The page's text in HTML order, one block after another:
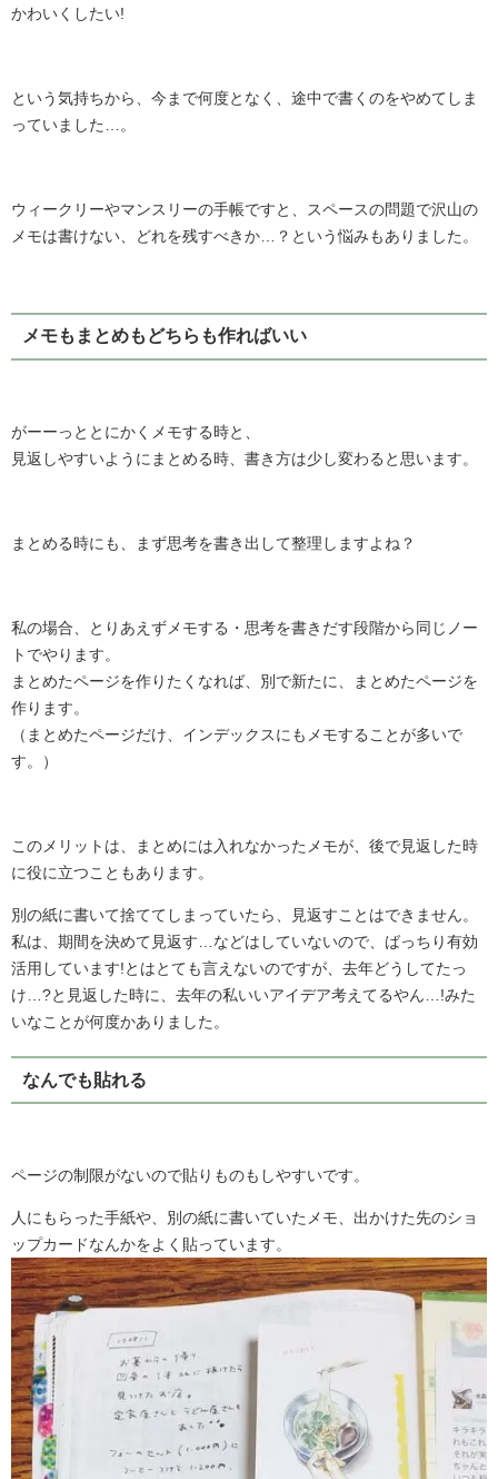
かわいくしたい!
という気持ちから、今まで何度となく、途中で書くのをやめてしま
っていました…。
ウィークリーやマンスリーの手帳ですと、スペースの問題で沢山の
メモは書けない、どれを残すべきか…？という悩みもありました。
メモもまとめもどちらも作ればいい
がーーっととにかくメモする時と、
見返しやすいようにまとめる時、書き方は少し変わると思います。
まとめる時にも、まず思考を書き出して整理しますよね？
私の場合、とりあえずメモする・思考を書きだす段階から同じノー
トでやります。
まとめたページを作りたくなれば、別で新たに、まとめたページを
作ります。
（まとめたページだけ、インデックスにもメモすることが多いで
す。）
このメリットは、まとめには入れなかったメモが、後で見返した時
に役に立つこともあります。
別の紙に書いて捨ててしまっていたら、見返すことはできません。
私は、期間を決めて見返す…などはしていないので、ばっちり有効
活用しています!とはとても言えないのですが、去年どうしてたっ
け…?と見返した時に、去年の私いいアイデア考えてるやん…!みた
いなことが何度かありました。
なんでも貼れる
ページの制限がないので貼りものもしやすいです。
人にもらった手紙や、別の紙に書いていたメモ、出かけた先のショ
ップカードなんかをよく貼っています。